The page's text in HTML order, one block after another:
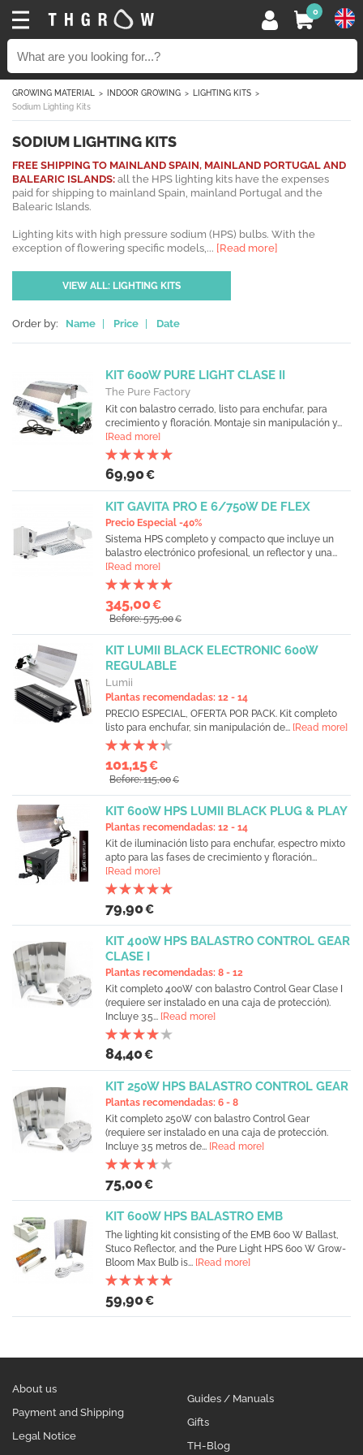
0
GROWING MATERIAL INDOOR GROWING
LIGHTING KITS
Sodium Lighting Kits
SODIUM LIGHTING KITS
FREE SHIPPING TO MAINLAND SPAIN, MAINLAND PORTUGAL AND
BALEARIC ISLANDS: all the HPS lighting kits have the expenses
paid for shipping to mainland Spain, mainland Portugal and the
Balearic Islands.
Lighting kits with high pressure sodium (HPS) bulbs. With the
exception of flowering specific models,... [Read more]
VIEW ALL: LIGHTING KITS
Order by: Name Price Date
KIT 600W PURE LIGHT CLASE II
The Pure Factory
Kit con balastro cerrado, listo para enchufar, para
crecimiento y floración. Montaje sin manipulación y...
[Read more]
69,90€
KIT GAVITA PRO E 6/750W DE FLEX
Precio Especial -40%
Sistema HPS completo y compacto que incluye un
balastro electrónico profesional, un reflector y una...
[Read more]
345,00€
Before: 575,00€
KIT LUMII BLACK ELECTRONIC 600W
REGULABLE
Lumii
Plantas recomendadas: 12 - 14
PRECIO ESPECIAL, OFERTA POR PACK. Kit completo
listo para enchufar, sin manipulación de... [Read more]
101,15€
Before: 115,00€
KIT 600W HPS LUMII BLACK PLUG & PLAY
Plantas recomendadas: 12 - 14
Kit de iluminación listo para enchufar, espectro mixto
apto para las fases de crecimiento y floración...
[Read more]
79,90€
KIT 400W HPS BALASTRO CONTROL GEAR
CLASE I
Plantas recomendadas: 8 - 12
Kit completo 400W con balastro Control Gear Clase I
(requiere ser instalado en una caja de protección).
Incluye 3.5... [Read more]
84,40€
KIT 250W HPS BALASTRO CONTROL GEAR
Plantas recomendadas: 6 - 8
Kit completo 250W con balastro Control Gear
(requiere ser instalado en una caja de protección.
Incluye 3.5 metros de... [Read more]
75,00€
KIT 600W HPS BALASTRO EMB
The lighting kit consisting of the EMB 600 W Ballast,
Stuco Reflector, and the Pure Light HPS 600 W Grow-
Bloom Max Bulb is... [Read more]
59,90€
About us
Payment and Shipping
Legal Notice
Guides / Manuals
Gifts
TH-Blog